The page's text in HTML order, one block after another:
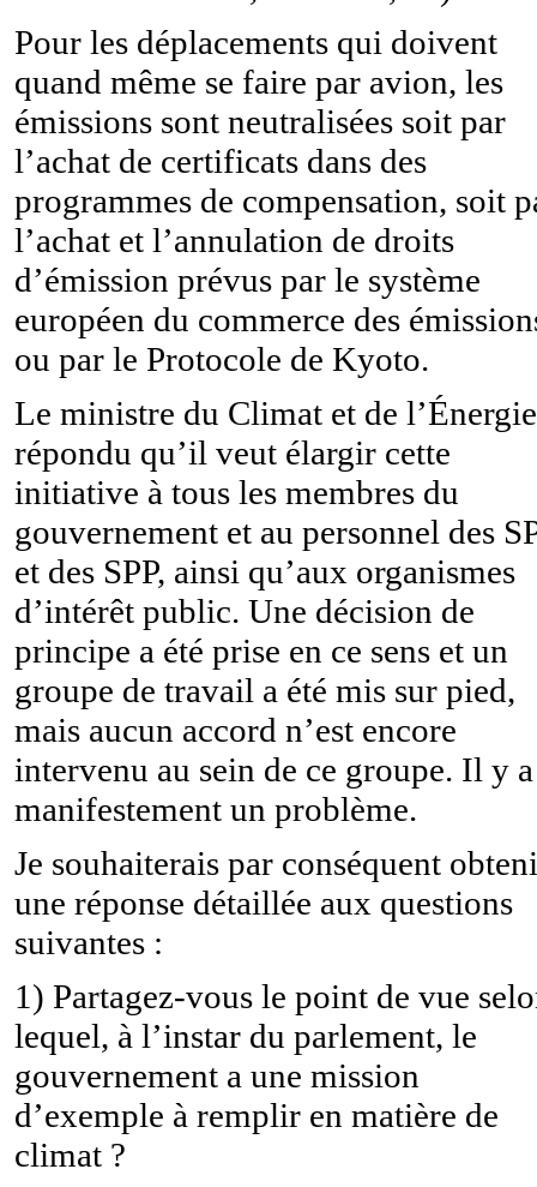
Pour les déplacements qui doivent
quand même se faire par avion, les
émissions sont neutralisées soit par
l’achat de certificats dans des
programmes de compensation, soit
l’achat et l’annulation de droits
d’émission prévus par le système
européen du commerce des
ou par le Protocole de Kyoto.
Le ministre du Climat et de
répondu qu’il veut élargir cette
initiative à tous les membres du
gouvernement et au personnel des
et des SPP, ainsi qu’aux organismes
d’intérêt public. Une décision de
principe a été prise en ce sens et un
groupe de travail a été mis sur pied,
mais aucun accord n’est encore
intervenu au sein de ce groupe. Il y a
manifestement un problème.
Je souhaiterais par conséquent
une réponse détaillée aux questions
suivantes :
1) Partagez-vous le point de vue
lequel, à l’instar du parlement, le
gouvernement a une mission
d’exemple à remplir en matière de
climat ?